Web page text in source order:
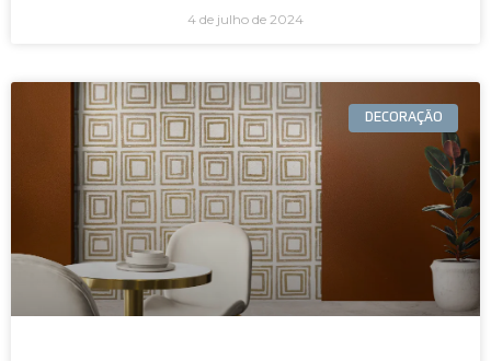
4 de julho de 2024
DECORAÇÃO